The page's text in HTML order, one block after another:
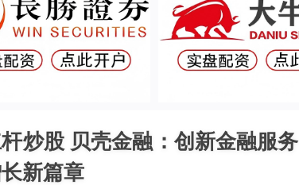
炒股 贝壳金融：创新金融服
新篇章